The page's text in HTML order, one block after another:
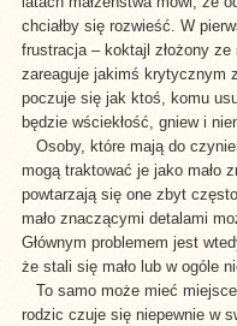
chciałby się rozwieść. W
frustracja – koktajl złożony
zareaguje jakimś krytycznym
poczuje się jak ktoś, komu
będzie wściekłość, gniew i
Osoby, które mają do
mogą traktować je jako mało
powtarzają się one zbyt
mało znaczącymi detalami
Głównym problemem jest
że stali się mało lub w ogóle
To samo może mieć
rodzic czuje się niepewnie w